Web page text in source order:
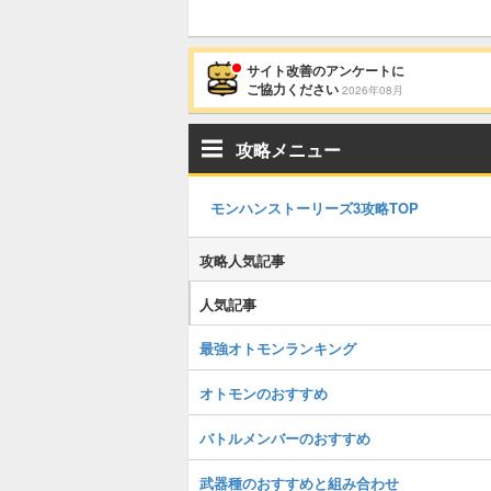
サイト改善のアンケートに
ご協力ください 2026年08月
攻略メニュー
モンハンストーリーズ3攻略TOP
攻略人気記事
人気記事
最強オトモンランキング
オトモンのおすすめ
バトルメンバーのおすすめ
武器種のおすすめと組み合わせ